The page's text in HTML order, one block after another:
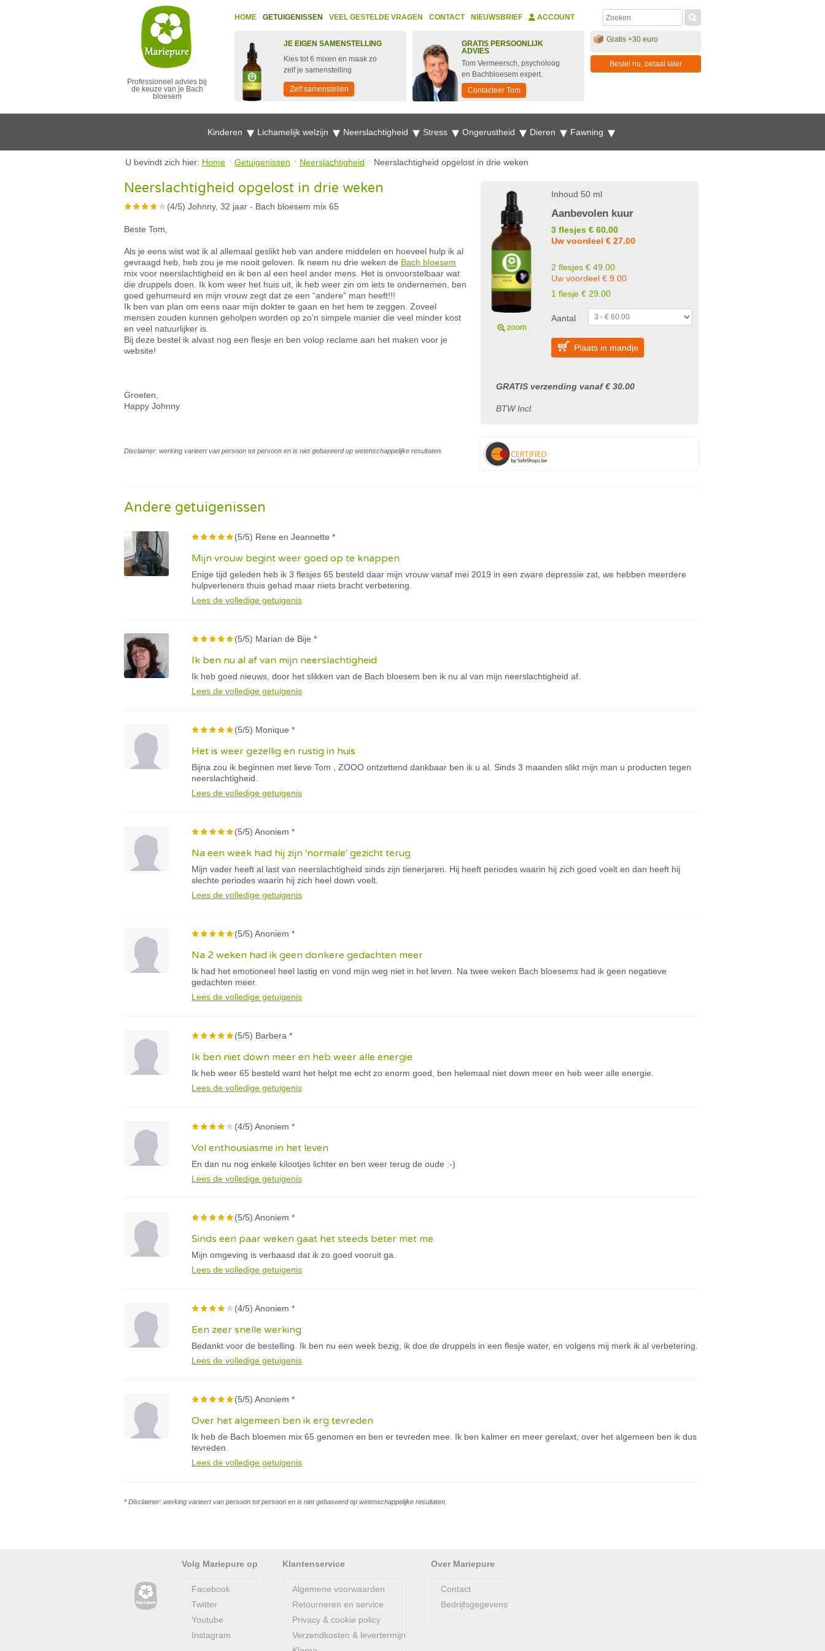
Professioneel advies bij
de keuze van je Bach
bloesem
HOME GETUIGENISSEN VEEL GESTELDE VRAGEN CONTACT NIEUWSBRIEF ACCOUNT
JE EIGEN SAMENSTELLING
Kies tot 6 mixen en maak zo
zelf je samenstelling
Zelf samenstellen
GRATIS PERSOONLIJK
ADVIES
Tom Vermeersch, psycholoog
en Bachbloesem expert.
Contacteer Tom
Gratis +30 euro
Bestel nu, betaal later
Kinderen Lichamelijk welzijn Neerslachtigheid Stress Ongerustheid Dieren Fawning
U bevindt zich hier: Home Getuigenissen Neerslachtigheid Neerslachtigheid opgelost in drie weken
Neerslachtigheid opgelost in drie weken
(4/5) Johnny, 32 jaar - Bach bloesem mix 65
Beste Tom,
Als je eens wist wat ik al allemaal geslikt heb van andere middelen en hoeveel hulp ik al
gevraagd heb, heb zou je me nooit geloven. Ik neem nu drie weken de Bach bloesem
mix voor neerslachtigheid en ik ben al een heel ander mens. Het is onvoorstelbaar wat
die druppels doen. Ik kom weer het huis uit, ik heb weer zin om iets te ondernemen, ben
goed gehumeurd en mijn vrouw zegt dat ze een “andere” man heeft!!!
Ik ben van plan om eens naar mijn dokter te gaan en het hem te zeggen. Zoveel
mensen zouden kunnen geholpen worden op zo’n simpele manier die veel minder kost
en veel natuurlijker is.
Bij deze bestel ik alvast nog een flesje en ben volop reclame aan het maken voor je
website!
Groeten,
Happy Johnny
Disclaimer: werking varieert van persoon tot persoon en is niet gebaseerd op wetenschappelijke resultaten.
Inhoud 50 ml
Aanbevolen kuur
3 flesjes € 60.00
Uw voordeel € 27.00
2 flesjes € 49.00
Uw voordeel € 9.00
1 flesje € 29.00
Aantal
Plaats in mandje
GRATIS verzending vanaf € 30.00
BTW Incl.
Andere getuigenissen
(5/5) Rene en Jeannette *
Mijn vrouw begint weer goed op te knappen
Enige tijd geleden heb ik 3 flesjes 65 besteld daar mijn vrouw vanaf mei 2019 in een zware depressie zat, we hebben meerdere
hulpverleners thuis gehad maar niets bracht verbetering.
Lees de volledige getuigenis
(5/5) Marian de Bije *
Ik ben nu al af van mijn neerslachtigheid
Ik heb goed nieuws, door het slikken van de Bach bloesem ben ik nu al van mijn neerslachtigheid af.
Lees de volledige getuigenis
(5/5) Monique *
Het is weer gezellig en rustig in huis
Bijna zou ik beginnen met lieve Tom , ZOOO ontzettend dankbaar ben ik u al. Sinds 3 maanden slikt mijn man u producten tegen
neerslachtigheid.
Lees de volledige getuigenis
(5/5) Anoniem *
Na een week had hij zijn 'normale' gezicht terug
Mijn vader heeft al last van neerslachtigheid sinds zijn tienerjaren. Hij heeft periodes waarin hij zich goed voelt en dan heeft hij
slechte periodes waarin hij zich heel down voelt.
Lees de volledige getuigenis
(5/5) Anoniem *
Na 2 weken had ik geen donkere gedachten meer
Ik had het emotioneel heel lastig en vond mijn weg niet in het leven. Na twee weken Bach bloesems had ik geen negatieve
gedachten meer.
Lees de volledige getuigenis
(5/5) Barbera *
Ik ben niet down meer en heb weer alle energie
Ik heb weer 65 besteld want het helpt me echt zo enorm goed, ben helemaal niet down meer en heb weer alle energie.
Lees de volledige getuigenis
(4/5) Anoniem *
Vol enthousiasme in het leven
En dan nu nog enkele kilootjes lichter en ben weer terug de oude :-)
Lees de volledige getuigenis
(5/5) Anoniem *
Sinds een paar weken gaat het steeds beter met me
Mijn omgeving is verbaasd dat ik zo goed vooruit ga.
Lees de volledige getuigenis
(4/5) Anoniem *
Een zeer snelle werking
Bedankt voor de bestelling. Ik ben nu een week bezig, ik doe de druppels in een flesje water, en volgens mij merk ik al verbetering.
Lees de volledige getuigenis
(5/5) Anoniem *
Over het algemeen ben ik erg tevreden
Ik heb de Bach bloemen mix 65 genomen en ben er tevreden mee. Ik ben kalmer en meer gerelaxt, over het algemeen ben ik dus
tevreden.
Lees de volledige getuigenis
* Disclaimer: werking varieert van persoon tot persoon en is niet gebaseerd op wetenschappelijke resultaten.
Volg Mariepure op
Facebook
Twitter
Youtube
Instagram
Klantenservice
Algemene voorwaarden
Retourneren en service
Privacy & cookie policy
Verzendkosten & levertermijn
Over Mariepure
Contact
Bedrijfsgegevens